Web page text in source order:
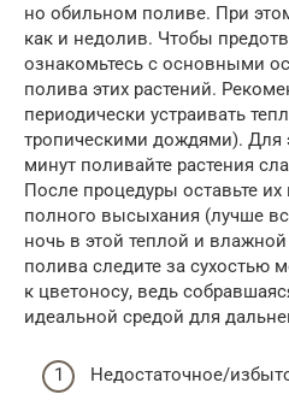
но обильном поливе. При
как и недолив. Чтобы
ознакомьтесь с основными
полива этих растений.
периодически устраивать
тропическими дождями). Для
минут поливайте растения
После процедуры оставьте
полного высыхания (лучше
ночь в этой теплой и
полива следите за сухостью
к цветоносу, ведь
идеальной средой для
Недостаточное/